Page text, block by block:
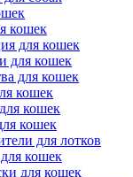
кошек
для кошек
для кошек
для кошек
кошек
кошек
кошек
для лотков
кошек
для кошек